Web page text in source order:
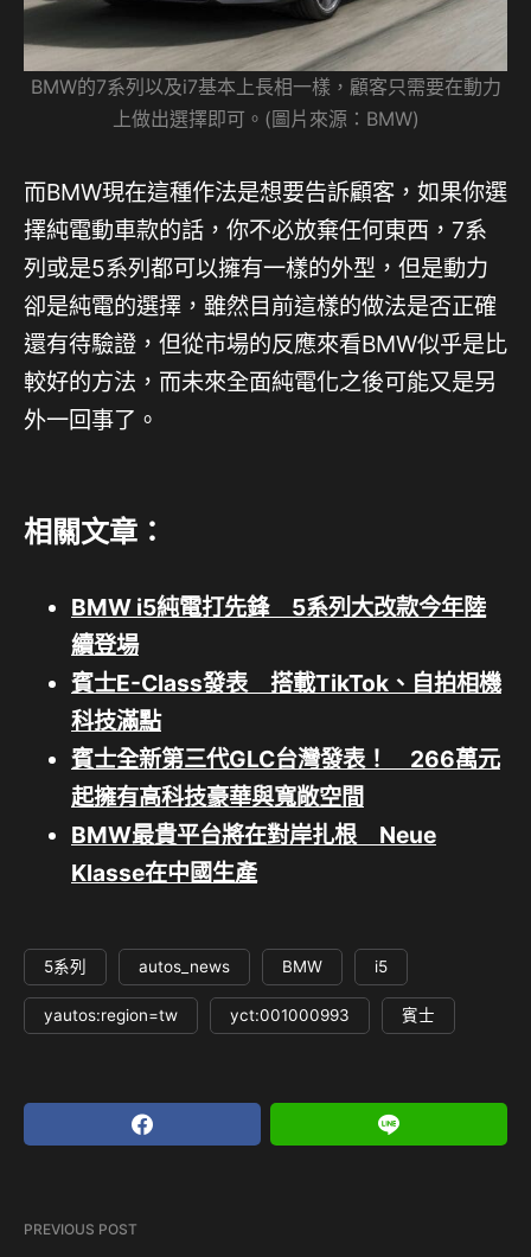
BMW的7系列以及i7基本上長相一樣，顧客只需要在動力
上做出選擇即可。(圖片來源：BMW)
而BMW現在這種作法是想要告訴顧客，如果你選
擇純電動車款的話，你不必放棄任何東西，7系
列或是5系列都可以擁有一樣的外型，但是動力
卻是純電的選擇，雖然目前這樣的做法是否正確
還有待驗證，但從市場的反應來看BMW似乎是比
較好的方法，而未來全面純電化之後可能又是另
外一回事了。
相關文章：
BMW i5純電打先鋒 5系列大改款今年陸
續登場
賓士E-Class發表 搭載TikTok、自拍相機
科技滿點
賓士全新第三代GLC台灣發表！ 266萬元
起擁有高科技豪華與寬敞空間
BMW最貴平台將在對岸扎根 Neue
Klasse在中國生產
5系列 autos_news BMW i5
yautos:region=tw yct:001000993 賓士
PREVIOUS POST